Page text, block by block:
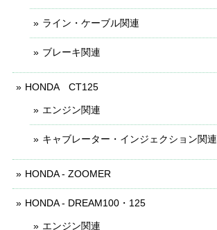
ライン・ケーブル関連
ブレーキ関連
HONDA CT125
エンジン関連
キャブレーター・インジェクション関連
HONDA - ZOOMER
HONDA - DREAM100・125
エンジン関連